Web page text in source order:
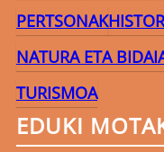
PERTSONAK
NATURA ETA
TURISMOA
EDUKI